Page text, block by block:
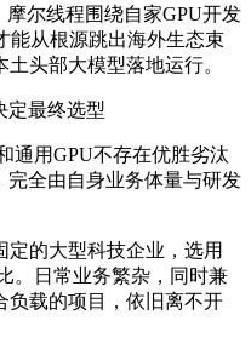
尔线程围绕自家GPU开发
能从根源跳出海外生态束
土头部大模型落地运行。
定最终选型
通用GPU不存在优胜劣汰
完全由自身业务体量与研发
的大型科技企业，选用
。日常业务繁杂，同时兼
负载的项目，依旧离不开